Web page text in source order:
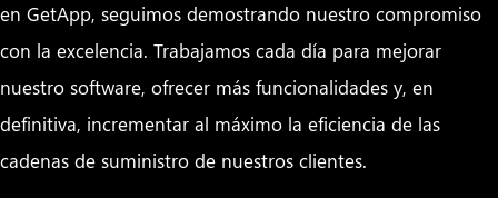
en GetApp, seguimos demostrando nuestro compromiso
con la excelencia. Trabajamos cada día para mejorar
nuestro software, ofrecer más funcionalidades y, en
definitiva, incrementar al máximo la eficiencia de las
cadenas de suministro de nuestros clientes.